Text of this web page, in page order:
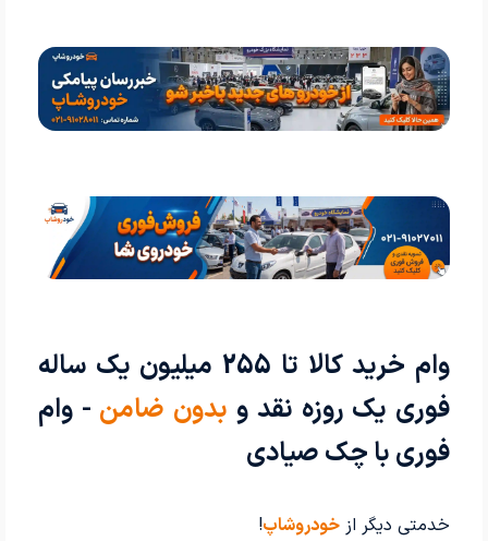
وام خرید کالا تا 255 میلیون یک ساله
فوری یک روزه نقد و بدون ضامن - وام
فوری با چک صیادی
خدمتی دیگر از خودروشاپ!